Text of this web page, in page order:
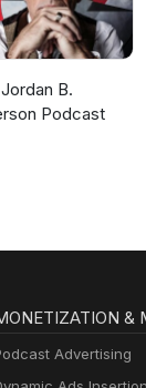
B.
Podcast
&
Advertising